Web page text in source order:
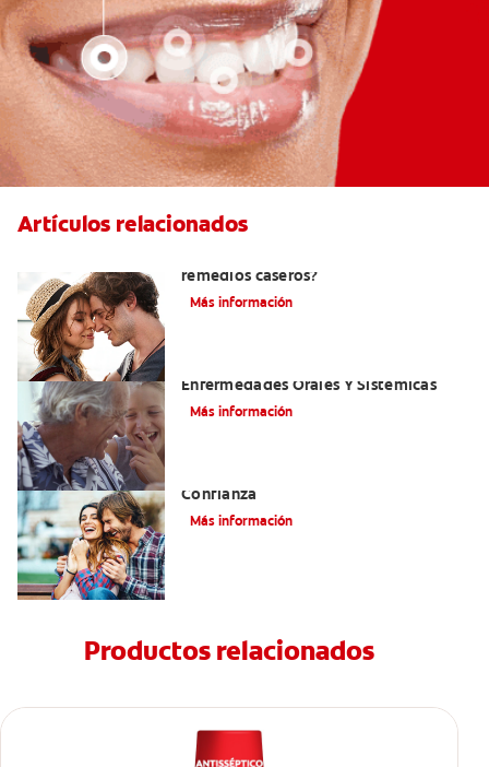
Artículos relacionados
remedios caseros?
Más información
Enfermedades Orales Y Sistémicas
Más información
Confianza
Más información
Productos relacionados